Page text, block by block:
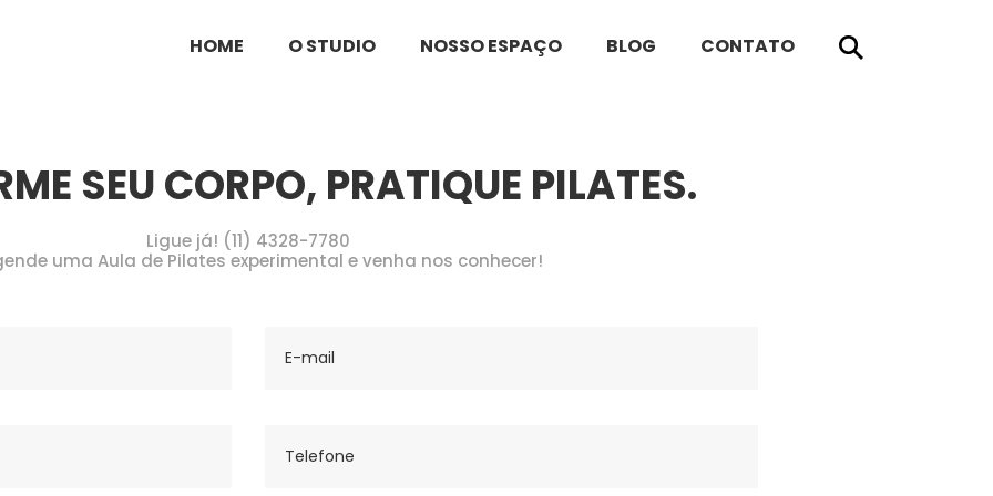
HOME O STUDIO NOSSO ESPAÇO BLOG CONTATO
SEU CORPO, PRATIQUE PILATES.
Ligue já! (11) 4328-7780
uma Aula de Pilates experimental e venha nos conhecer!